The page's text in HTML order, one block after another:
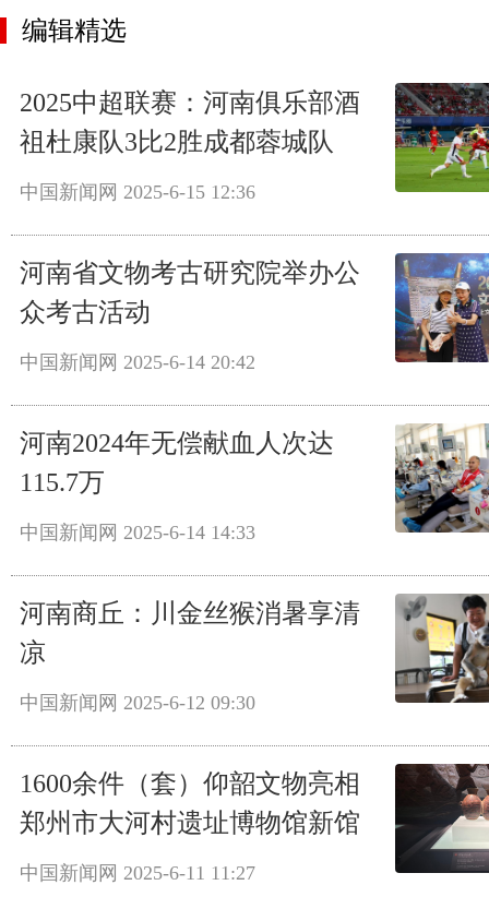
编辑精选
2025中超联赛：河南俱乐部酒
祖杜康队3比2胜成都蓉城队
中国新闻网 2025-6-15 12:36
河南省文物考古研究院举办公
众考古活动
中国新闻网 2025-6-14 20:42
河南2024年无偿献血人次达
115.7万
中国新闻网 2025-6-14 14:33
河南商丘：川金丝猴消暑享清
凉
中国新闻网 2025-6-12 09:30
1600余件（套）仰韶文物亮相
郑州市大河村遗址博物馆新馆
中国新闻网 2025-6-11 11:27